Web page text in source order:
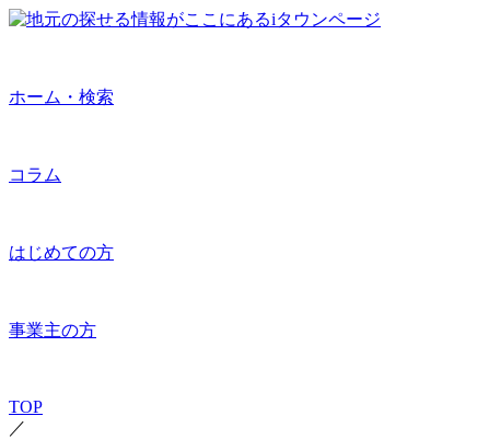
ホーム・検索
コラム
はじめての方
事業主の方
TOP
／